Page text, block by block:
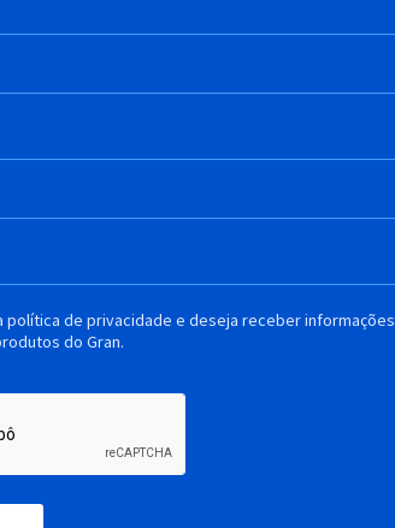
política de privacidade e deseja receber informações
do Gran.